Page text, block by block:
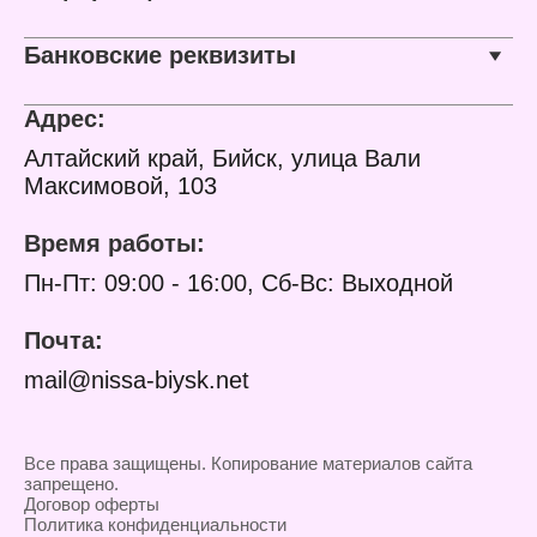
Ресурс
Тип очищаемой воды:
питьевая водопроводная
хлора
Размер упаковки:
64x64x146 мм
Количество: 1 шт
Банковские реквизиты
Адрес:
Алтайский край, Бийск, улица Вали
Максимовой, 103
Время работы:
Пн-Пт: 09:00 - 16:00, Сб-Вс: Выходной
Почта:
mail@nissa-biysk.net
Все права защищены. Копирование материалов сайта
запрещено.
Договор оферты
Политика конфиденциальности